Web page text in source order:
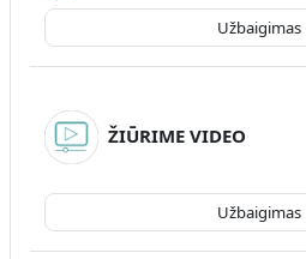
Užbaigimas
Užbaigimas
ŽIŪRIME VIDEO